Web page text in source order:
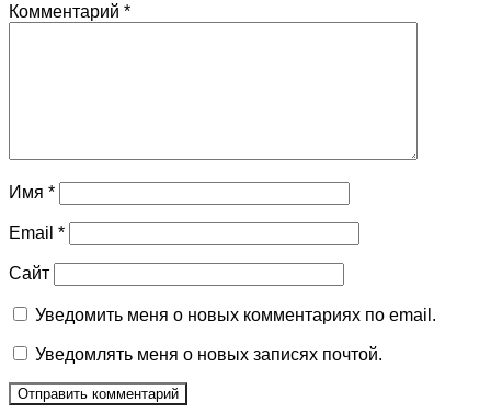
Комментарий *
Имя *
Email *
Сайт
Уведомить меня о новых комментариях по email.
Уведомлять меня о новых записях почтой.